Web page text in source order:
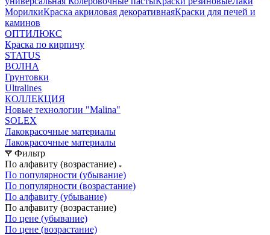
МорилкиКраска акриловая декоративнаяКраски для печей и
каминов
ОПТИЛЮКС
Краска по кирпичу
STATUS
ВОЛНА
Грунтовки
Ultralines
КОЛЛЕКЦИЯ
Новые технологии "Malina"
SOLEX
Лакокрасочные материалы
Лакокрасочные материалы
Фильтр
По алфавиту (возрастание)
По популярности (убывание)
По популярности (возрастание)
По алфавиту (убывание)
По алфавиту (возрастание)
По цене (убывание)
По цене (возрастание)